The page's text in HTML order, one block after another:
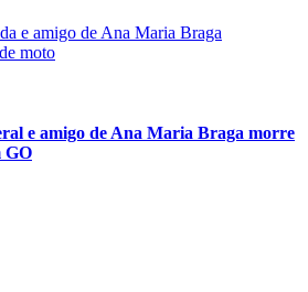
e amigo de Ana Maria Braga morre
GO